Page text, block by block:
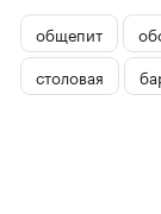
общепит
столовая